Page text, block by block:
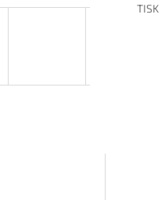
TISK